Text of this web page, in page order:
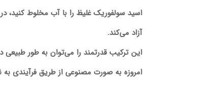
اسید سولفوریک غلیظ را با آب مخلوط کنید، در
آزاد می‌کند.
این ترکیب قدرتمند را می‌توان به طور
امروزه به صورت مصنوعی از طریق فرآیندی